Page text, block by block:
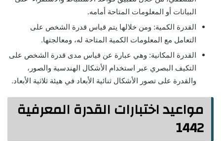
البيانات أو المعلومات المتاحة أمامه.
القدرة الكمية: ومن خلالها يتم قياس قدرة الشخص على
التعامل مع المعلومات الكمية المتاحة له، ومعالجتها.
القدرة المكانية: وهي عبارة عن قياس مدى قدرة الشخص على
التكيف البصري عبر استخدام الأشكال الهندسية والصور،
والقدرة على تصور الأشكال ثنائية الأبعاد في هيئة ثلاثية الأبعاد.
مواعيد اختبارات القدرة المعرفية
1442